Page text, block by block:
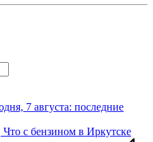
7 августа: последние
Что с бензином в Иркутске